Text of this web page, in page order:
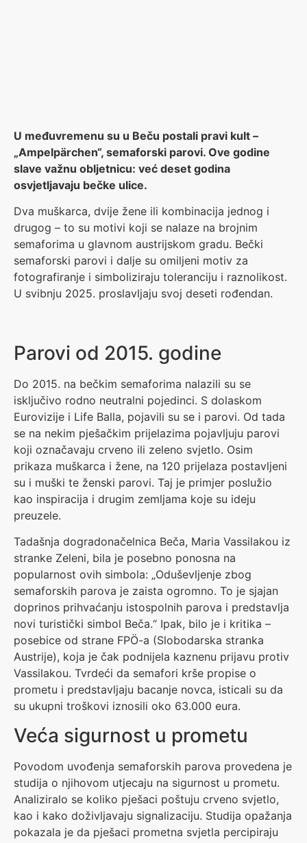
U međuvremenu su u Beču postali pravi kult –
„Ampelpärchen“, semaforski parovi. Ove godine
slave važnu obljetnicu: već deset godina
osvjetljavaju bečke ulice.
Dva muškarca, dvije žene ili kombinacija jednog i
drugog – to su motivi koji se nalaze na brojnim
semaforima u glavnom austrijskom gradu. Bečki
semaforski parovi i dalje su omiljeni motiv za
fotografiranje i simboliziraju toleranciju i raznolikost.
U svibnju 2025. proslavljaju svoj deseti rođendan.
Parovi od 2015. godine
Do 2015. na bečkim semaforima nalazili su se
isključivo rodno neutralni pojedinci. S dolaskom
Eurovizije i Life Balla, pojavili su se i parovi. Od tada
se na nekim pješačkim prijelazima pojavljuju parovi
koji označavaju crveno ili zeleno svjetlo. Osim
prikaza muškarca i žene, na 120 prijelaza postavljeni
su i muški te ženski parovi. Taj je primjer poslužio
kao inspiracija i drugim zemljama koje su ideju
preuzele.
Tadašnja dogradonačelnica Beča, Maria Vassilakou iz
stranke Zeleni, bila je posebno ponosna na
popularnost ovih simbola: „Oduševljenje zbog
semaforskih parova je zaista ogromno. To je sjajan
doprinos prihvaćanju istospolnih parova i predstavlja
novi turistički simbol Beča.“ Ipak, bilo je i kritika –
posebice od strane FPÖ-a (Slobodarska stranka
Austrije), koja je čak podnijela kaznenu prijavu protiv
Vassilakou. Tvrdeći da semafori krše propise o
prometu i predstavljaju bacanje novca, isticali su da
su ukupni troškovi iznosili oko 63.000 eura.
Veća sigurnost u prometu
Povodom uvođenja semaforskih parova provedena je
studija o njihovom utjecaju na sigurnost u prometu.
Analiziralo se koliko pješaci poštuju crveno svjetlo,
kao i kako doživljavaju signalizaciju. Studija opažanja
pokazala je da pješaci prometna svjetla percipiraju